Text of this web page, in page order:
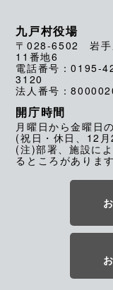
九戸村役場
〒028-6502 岩手
11番地6
電話番号：0195-
3120
法人番号：
開庁時間
月曜日から金曜日
(祝日・休日、12
(注)部署、施設に
るところがあります